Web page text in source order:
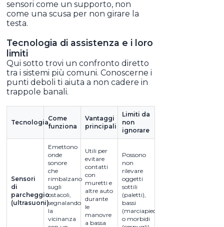
sensori come un supporto, non
come una scusa per non girare la
testa.
Tecnologia di assistenza e i loro
limiti
Qui sotto trovi un confronto diretto
tra i sistemi più comuni. Conoscerne i
punti deboli ti aiuta a non cadere in
trappole banali.
Tecnologia
Come
funziona
Vantaggi
principali
Limiti da
non
ignorare
Sensori
di
parcheggio
(ultrasuoni)
Emettono
onde
sonore
che
rimbalzano
sugli
ostacoli,
segnalando
la
vicinanza
Utili per
evitare
contatti
con
muretti e
altre auto
durante
le
manovre
a bassa
Possono
non
rilevare
oggetti
sottili
(paletti),
bassi
(marciapiedi)
o morbidi